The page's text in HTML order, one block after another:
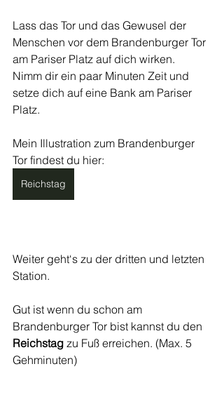
Lass das Tor und das Gewusel der
Menschen vor dem Brandenburger Tor
am Pariser Platz auf dich wirken.
Nimm dir ein paar Minuten Zeit und
setze dich auf eine Bank am Pariser
Platz.
Mein Illustration zum Brandenburger
Tor findest du hier:
Reichstag
Weiter geht‘s zu der dritten und letzten
Station.
Gut ist wenn du schon am
Brandenburger Tor bist kannst du den
Reichstag zu Fuß erreichen. (Max. 5
Gehminuten)